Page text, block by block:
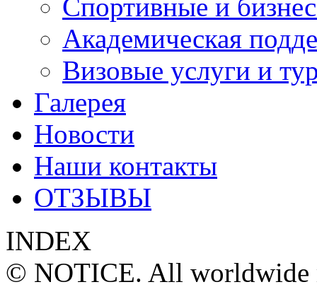
Спортивные и
Академическая
Визовые услуги и
Галерея
Новости
Наши контакты
ОТЗЫВЫ
INDEX
© NOTICE. All worldwide